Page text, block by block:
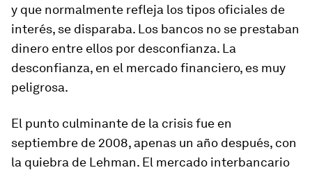
y que normalmente refleja los tipos oficiales de
interés, se disparaba. Los bancos no se prestaban
dinero entre ellos por desconfianza. La
desconfianza, en el mercado financiero, es muy
peligrosa.
El punto culminante de la crisis fue en
septiembre de 2008, apenas un año después, con
la quiebra de Lehman. El mercado interbancario